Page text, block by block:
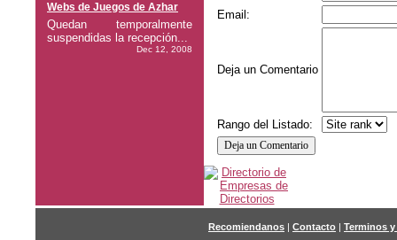
Webs de Juegos de Azhar
Quedan temporalmente
suspendidas la recepción...
Dec 12, 2008
Email:
Deja un Comentario
Rango del Listado:
Recomiendanos | Contacto | Terminos